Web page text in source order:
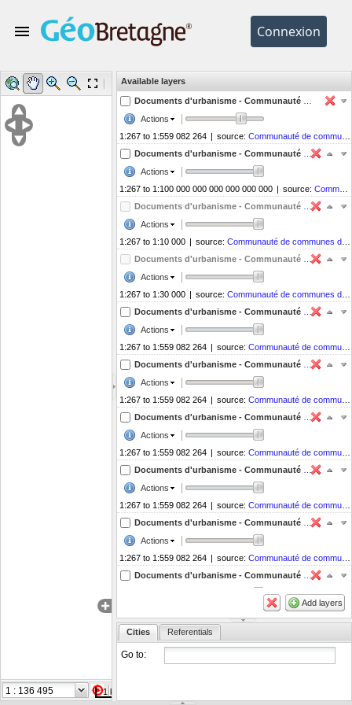
1 km
Available layers
Actions
1:267 to 1:559 082 264 | source: Communauté de communes du Val d'Ille
Documents d'urbanisme - Communauté de communes du Val d'Ille - PRESCRIPTION_SURF
Actions
1:267 to 1:100 000 000 000 000 000 000 | source: Communauté de communes du Val d'Ille
Documents d'urbanisme - Communauté de communes du Val d'Ille - PRESCRIPTION_PCT
Actions
1:267 to 1:10 000 | source: Communauté de communes du Val d'Ille
Documents d'urbanisme - Communauté de communes du Val d'Ille - PRESCRIPTION_LIN
Actions
1:267 to 1:30 000 | source: Communauté de communes du Val d'Ille
Documents d'urbanisme - Communauté de communes du Val d'Ille - INFO_SURF
Actions
1:267 to 1:559 082 264 | source: Communauté de communes du Val d'Ille
Documents d'urbanisme - Communauté de communes du Val d'Ille - INFO_PCT
Actions
1:267 to 1:559 082 264 | source: Communauté de communes du Val d'Ille
Documents d'urbanisme - Communauté de communes du Val d'Ille - INFO_LIN
Actions
1:267 to 1:559 082 264 | source: Communauté de communes du Val d'Ille
Documents d'urbanisme - Communauté de communes du Val d'Ille - HABILLAGE_TXT
Actions
1:267 to 1:559 082 264 | source: Communauté de communes du Val d'Ille
Documents d'urbanisme - Communauté de communes du Val d'Ille - HABILLAGE_SURF
Actions
1:267 to 1:559 082 264 | source: Communauté de communes du Val d'Ille
Documents d'urbanisme - Communauté de communes du Val d'Ille - HABILLAGE_LIN
Communauté de communes du Val d'Ille
Communes de France Métropole
Actions
1:267 to 1:559 082 264 | source:geobretagne.fr
Actions
Add layers
Cities Referentials
Go to: